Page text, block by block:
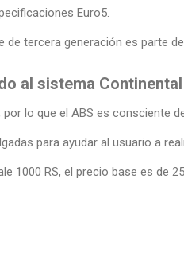
Euro5.
tercera generación es parte
al sistema
lo que el ABS es consciente
para ayudar al usuario a
1000 RS, el precio base es de